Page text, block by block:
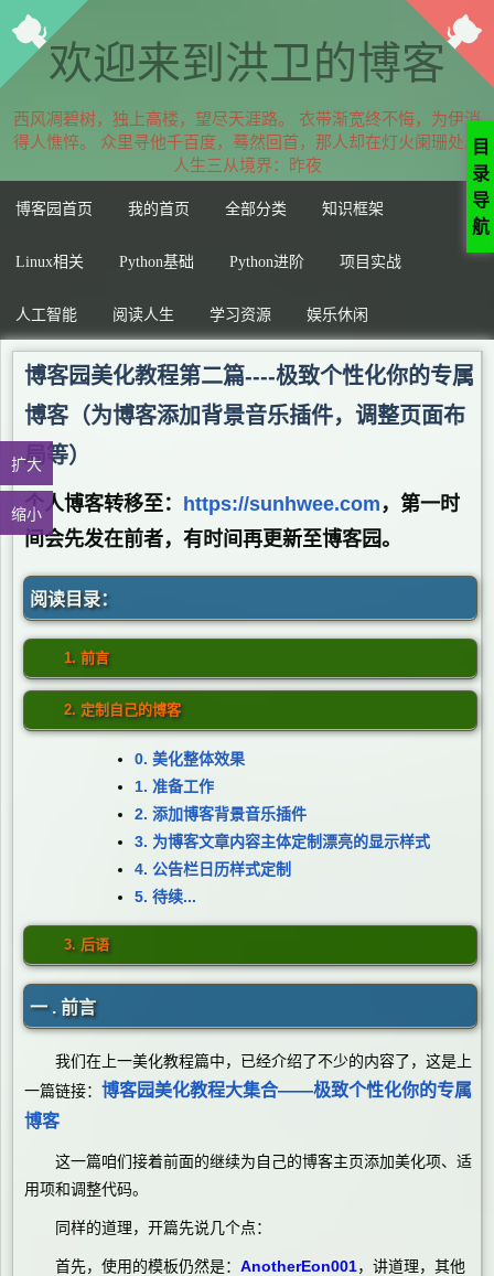
欢迎来到洪卫的博客
风凋碧树，独上高楼，望尽天涯路。 衣带渐宽终不悔，为伊消得
人憔悴。 众里寻他千百度，蓦然回首，那人却在灯火阑珊处。人
生三从境界：昨夜西
博客园首页 我的首页 全部分类 知识框架
Linux相关 Python基础 Python进阶 项目实战
人工智能 阅读人生 学习资源 娱乐休闲
扩大
缩小
博客园美化教程第二篇----极致个性化你的专属
博客（为博客添加背景音乐插件，调整页面布
局等）
个人博客转移至： https://sunhwee.com ，第一时
间会先发在前者，有时间再更新至博客园。
阅读目录：
1. 前言
2. 定制自己的博客
0. 美化整体效果
1. 准备工作
2. 添加博客背景音乐插件
3. 为博客文章内容主体定制漂亮的显示样式
4. 公告栏日历样式定制
5. 待续...
3. 后语
一 . 前言
我们在上一美化教程篇中，已经介绍了不少的内容了，这是上
一篇链接： 博客园美化教程大集合——极致个性化你的专属
博客
这一篇咱们接着前面的继续为自己的博客主页添加美化项、适
用项和调整代码。
同样的道理，开篇先说几个点：
首先，使用的模板仍然是： AnotherEon001，讲道理，其他
目
录
导
航